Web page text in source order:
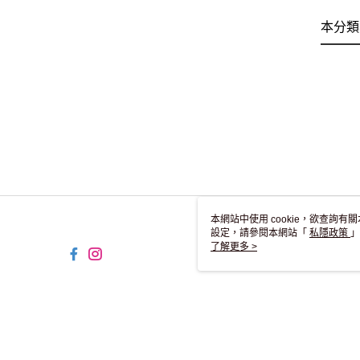
本分
本網站中使用 cookie，欲查詢有
設定，請參閱本網站「 私隱政策
用 cookie。
了解更多 >